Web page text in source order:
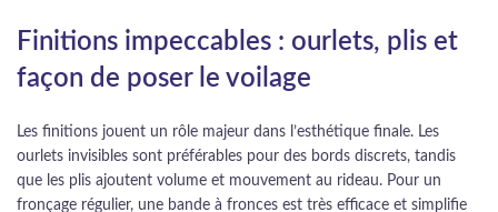
Finitions impeccables : ourlets, plis et
façon de poser le voilage
Les finitions jouent un rôle majeur dans l’esthétique finale. Les
ourlets invisibles sont préférables pour des bords discrets, tandis
que les plis ajoutent volume et mouvement au rideau. Pour un
fronçage régulier, une bande à fronces est très efficace et simplifie